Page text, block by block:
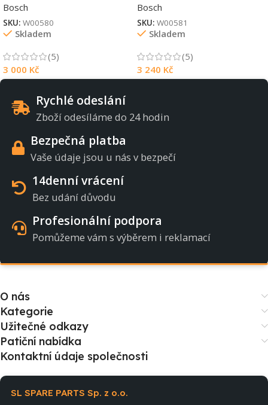
Bosch
SKU: W00580
Skladem
(5)
3 000 Kč
Bosch
SKU: W00581
Skladem
(5)
3 240 Kč
Rychlé odeslání
Zboží odesíláme do 24 hodin
Bezpečná platba
Vaše údaje jsou u nás v bezpečí
14denní vrácení
Bez udání důvodu
Profesionální podpora
Pomůžeme vám s výběrem i reklamací
O nás
Kategorie
Užitečné odkazy
Patiční nabídka
Kontaktní údaje společnosti
SL SPARE PARTS Sp. z o.o.